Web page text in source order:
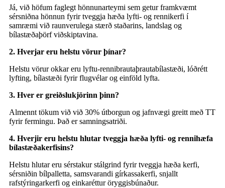
Já, við höfum faglegt hönnunarteymi sem getur framkvæmt
sérsniðna hönnun fyrir tveggja hæða lyfti- og rennikerfi í
samræmi við raunverulega stærð staðarins, landslag og
bílastæðaþörf viðskiptavina.
2. Hverjar eru helstu vörur þínar?
Helstu vörur okkar eru lyftu-rennibrautaþrautabílastæði, lóðrétt
lyfting, bílastæði fyrir flugvélar og einföld lyfta.
3. Hver er greiðslukjörinn þinn?
Almennt tökum við við 30% útborgun og jafnvægi greitt með TT
fyrir fermingu. Það er samningsatriði.
4. Hverjir eru helstu hlutar tveggja hæða lyfti- og rennihæfa
bílastæðakerfisins?
Helstu hlutar eru sérstakur stálgrind fyrir tveggja hæða kerfi,
sérsniðin bílpalletta, samsvarandi gírkassakerfi, snjallt
rafstýringarkerfi og einkaréttur öryggisbúnaður.